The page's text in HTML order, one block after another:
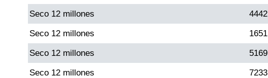
Dorado Noche
Fantástica Día
Fantástica Noche
Seco 12 millones 4442
Seco 12 millones 1651
Seco 12 millones 5169
Seco 12 millones 7233